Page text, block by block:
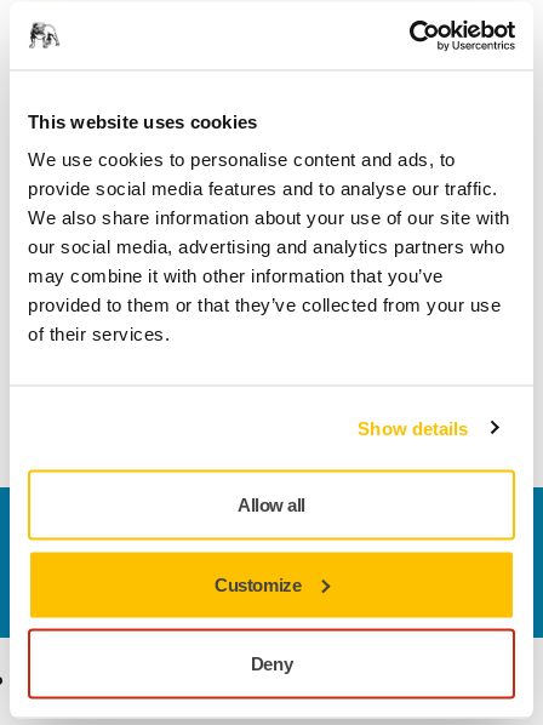
This website uses cookies
We use cookies to personalise content and ads, to
provide social media features and to analyse our traffic.
We also share information about your use of our site with
our social media, advertising and analytics partners who
may combine it with other information that you’ve
provided to them or that they’ve collected from your use
of their services.
Show details
Allow all
Customize
Deny
Kód Mirka
Informace o produktu
Technické údaje Ke stažení
This Pneumatic Hose Assembly is ergonomic with a weight
Kontaktujte nás
tým podpory, který zodpoví vaše dotazy.
Know-how